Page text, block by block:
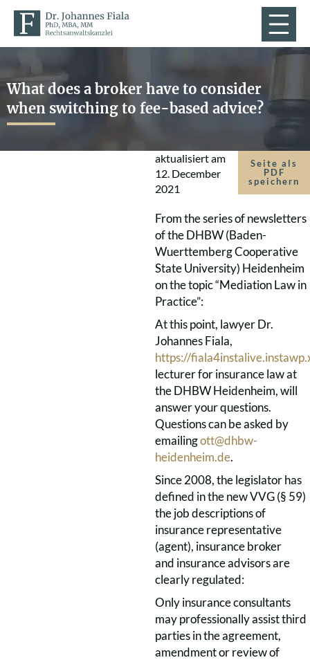
What does a broker have to consider
when switching to fee-based advice?
aktualisiert am
12. December
2021
Seite als
PDF
speichern
From the series of newsletters
of the DHBW (Baden-
Wuerttemberg Cooperative
State University) Heidenheim
on the topic “Mediation Law in
Practice”:
At this point, lawyer Dr.
Johannes Fiala,
https://
lecturer for insurance law at
the DHBW Heidenheim, will
answer your questions.
Questions can be asked by
emailingott@dhbw-
heidenheim.de.
Since 2008, the legislator has
defined in the new VVG (§ 59)
the job descriptions of
insurance representative
(agent), insurance broker
and insurance advisors are
clearly regulated:
Only insurance consultants
may professionally assist third
parties in the agreement,
amendment or review of